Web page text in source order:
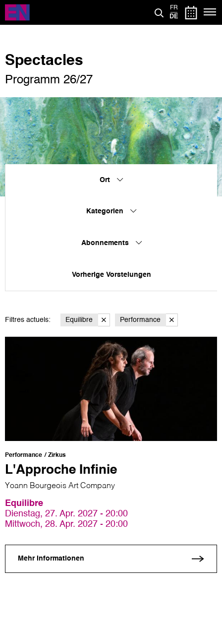
Direkt
zum
Inhalt
FR
DE
Spectacles
Programm 26/27
Ort
Kategorien
Abonnements
Vorherige Vorstelungen
Filtres actuels: Equilibre Performance
Performance Zirkus
L'Approche Infinie
Yoann Bourgeois Art Company
Equilibre
Dienstag, 27. Apr. 2027 - 20:00
Mittwoch, 28. Apr. 2027 - 20:00
Mehr Informationen